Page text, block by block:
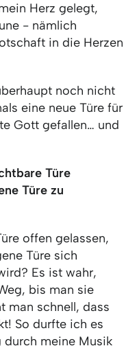
Herz gelegt,
- nämlich
in die Herzen
noch nicht
eine neue Türe für
Gott gefallen… und
Türe
Türe zu
offen gelassen,
Türe sich
Es ist wahr,
bis man sie
man schnell, dass
So durfte ich es
durch meine Musik